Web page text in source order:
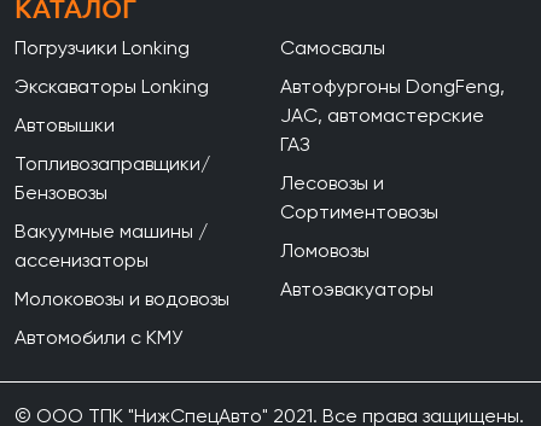
КАТАЛОГ
Погрузчики Lonking
Экскаваторы Lonking
Автовышки
Топливозаправщики/
Бензовозы
Вакуумные машины /
ассенизаторы
Молоковозы и водовозы
Автомобили с КМУ
Самосвалы
Автофургоны DongFeng,
JAC, автомастерские
ГАЗ
Лесовозы и
Сортиментовозы
Ломовозы
Автоэвакуаторы
© ООО ТПК "НижСпецАвто" 2021. Все права защищены.